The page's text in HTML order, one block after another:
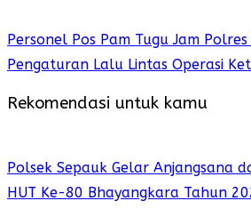
Personel Pos Pam Tugu Jam
Pengaturan Lalu Lintas Operasi
Rekomendasi untuk kamu
Polsek Sepauk Gelar Anjangsana
HUT Ke-80 Bhayangkara Tahun